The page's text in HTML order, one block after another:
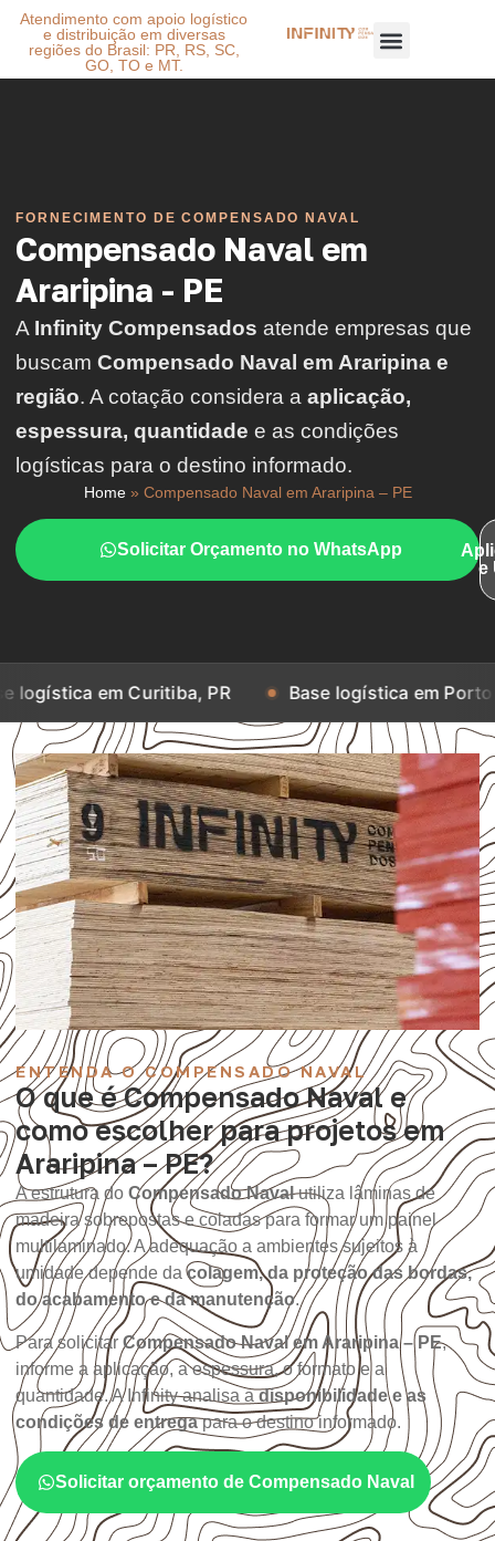
Atendimento com apoio logístico
e distribuição em diversas
regiões do Brasil: PR, RS, SC,
GO, TO e MT.
FORNECIMENTO DE COMPENSADO NAVAL
Compensado Naval em
Araripina - PE
A Infinity Compensados atende empresas que
buscam Compensado Naval em Araripina e
região. A cotação considera a aplicação,
espessura, quantidade e as condições
logísticas para o destino informado.
Home» Compensado Naval em Araripina – PE
Solicitar Orçamento no WhatsApp
e
Curitiba, PR Base logística em Porto Alegre, RS
ENTENDA O COMPENSADO NAVAL
O que é Compensado Naval e
como escolher para projetos em
Araripina – PE?
A estrutura do Compensado Navalutiliza lâminas de
madeira sobrepostas e coladas para formar um painel
multilaminado. A adequação a ambientes sujeitos à
umidade depende dacolagem, da proteção das bordas,
do acabamento e da manutenção.
Para solicitar Compensado Naval em Araripina – PE,
informe a aplicação, a espessura, o formato e a
quantidade. A Infinity analisa adisponibilidade e as
condições de entregapara o destino informado.
Solicitar orçamento de Compensado Naval